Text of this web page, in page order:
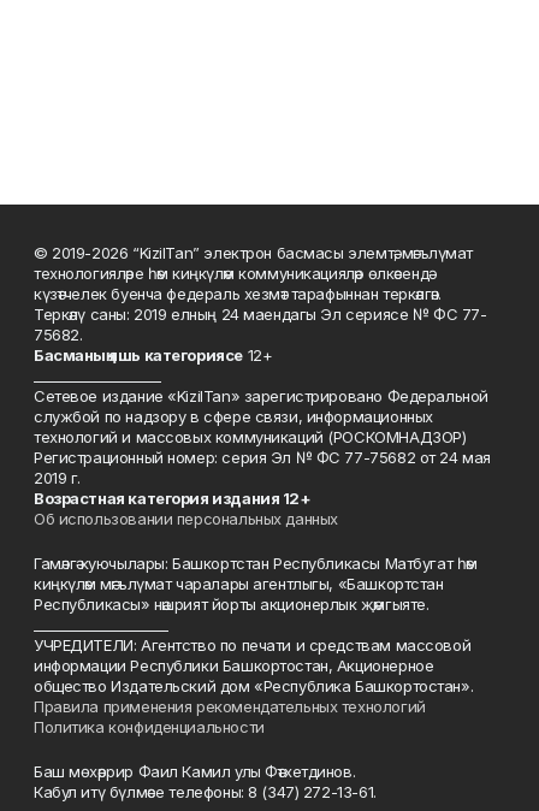
© 2019-2026 “KizilTan” электрон басмасы элемтә, мәгълүмат
технологияләре һәм киңкүләм коммуникацияләр өлкәсендә
күзәтчелек буенча федераль хезмәт тарафыннан теркәлгән.
Теркәлү саны: 2019 елның 24 маендагы Эл сериясе № ФС 77-
75682.
Басманың яшь категориясе12+
Сетевое издание «KizilTan» зарегистрировано Федеральной
службой по надзору в сфере связи, информационных
технологий и массовых коммуникаций (РОСКОМНАДЗОР)
Регистрационный номер: серия Эл № ФС 77-75682 от 24 мая
2019 г.
Возрастная категория издания 12+
Об использовании персональных данных
Гамәлгә куючылары: Башкортстан Республикасы Матбугат һәм
киңкүләм мәгълүмат чаралары агентлыгы, «Башкортстан
Республикасы» нәшрият йорты акционерлык җәмгыяте.
УЧРЕДИТЕЛИ: Агентство по печати и средствам массовой
информации Республики Башкортостан, Акционерное
общество Издательский дом «Республика Башкортостан».
Правила применения рекомендательных технологий
Политика конфиденциальности
Баш мөхәррир Фаил Камил улы Фәтхетдинов.
Кабул итү бүлмәсе телефоны: 8 (347) 272-13-61.